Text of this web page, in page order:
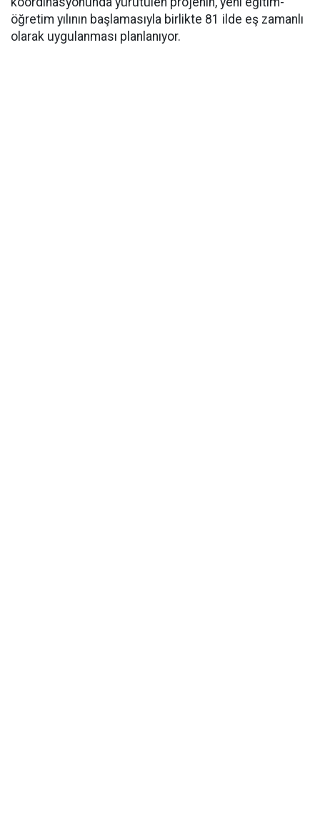
öğretim yılının başlamasıyla birlikte 81 ilde eş zamanlı
olarak uygulanması planlanıyor.